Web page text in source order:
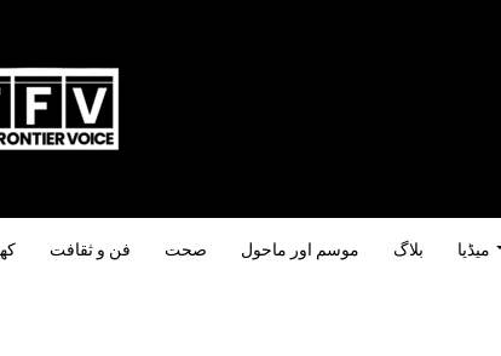
فن و ثقافت صحت موسم اور ماحول بلاگ میڈیا